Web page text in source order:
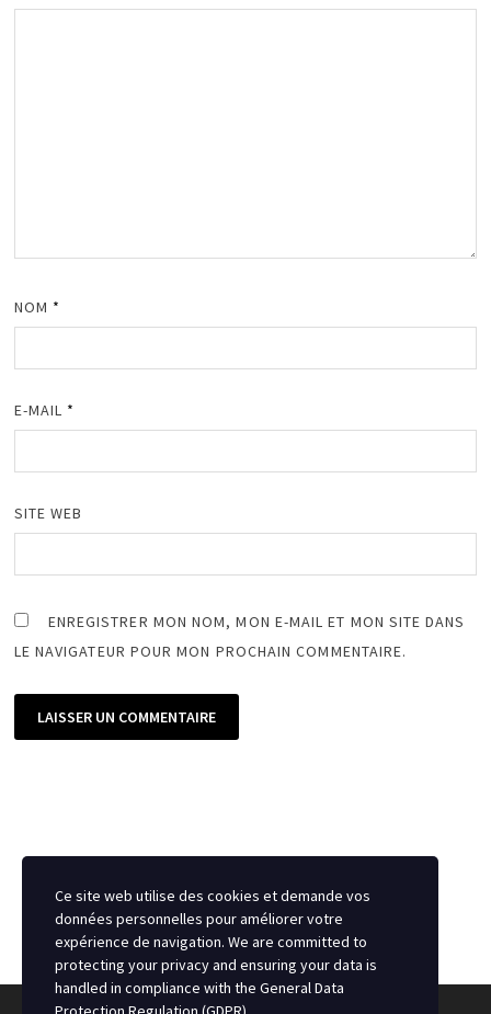
NOM *
E-MAIL *
SITE WEB
ENREGISTRER MON NOM, MON E-MAIL ET MON SITE DANS
LE NAVIGATEUR POUR MON PROCHAIN COMMENTAIRE.
Ce site web utilise des cookies et demande vos
données personnelles pour améliorer votre
expérience de navigation. We are committed to
protecting your privacy and ensuring your data is
handled in compliance with the General Data